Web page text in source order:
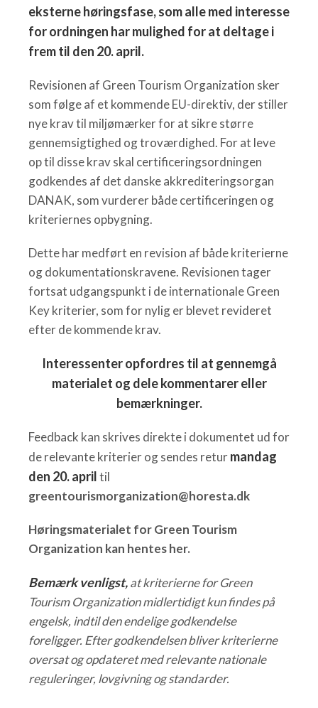
eksterne høringsfase, som alle med interesse
for ordningen har mulighed for at deltage i
frem til den 20. april.
Revisionen af Green Tourism Organization sker
som følge af et kommende EU-direktiv, der stiller
nye krav til miljømærker for at sikre større
gennemsigtighed og troværdighed. For at leve
op til disse krav skal certificeringsordningen
godkendes af det danske akkrediteringsorgan
DANAK, som vurderer både certificeringen og
kriteriernes opbygning.
Dette har medført en revision af både kriterierne
og dokumentationskravene. Revisionen tager
fortsat udgangspunkt i de internationale Green
Key kriterier, som for nylig er blevet revideret
efter de kommende krav.
Interessenter opfordres til at gennemgå
materialet og dele kommentarer eller
bemærkninger.
Feedback kan skrives direkte i dokumentet ud for
de relevante kriterier og sendes returmandag
den 20. apriltil
greentourismorganization@horesta.dk
Høringsmaterialet for Green Tourism
Organization kan hentes her.
Bemærk venligst,at kriterierne for Green
Tourism Organization midlertidigt kun findes på
engelsk, indtil den endelige godkendelse
foreligger. Efter godkendelsen bliver kriterierne
oversat og opdateret med relevante nationale
reguleringer, lovgivning og standarder.